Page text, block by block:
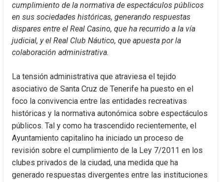
cumplimiento de la normativa de espectáculos públicos
en sus sociedades históricas, generando respuestas
dispares entre el Real Casino, que ha recurrido a la vía
judicial, y el Real Club Náutico, que apuesta por la
colaboración administrativa.
La tensión administrativa que atraviesa el tejido
asociativo de Santa Cruz de Tenerife ha puesto en el
foco la convivencia entre las entidades recreativas
históricas y la normativa autonómica sobre espectáculos
públicos. Tal y como ha trascendido recientemente, el
Ayuntamiento capitalino ha iniciado un proceso de
revisión sobre el cumplimiento de la Ley 7/2011 en los
clubes privados de la ciudad, una medida que ha
generado respuestas divergentes entre las instituciones